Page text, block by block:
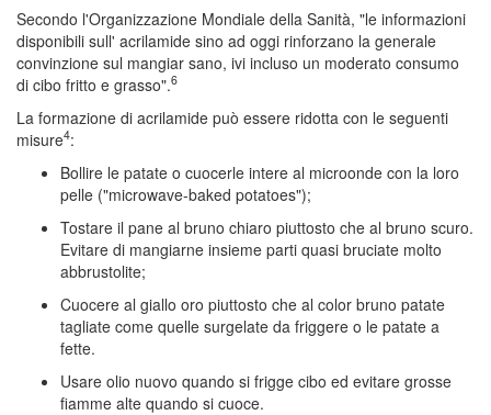
Secondo l'Organizzazione Mondiale della Sanità, "le informazioni
disponibili sull' acrilamide sino ad oggi rinforzano la generale
convinzione sul mangiar sano, ivi incluso un moderato consumo
di cibo fritto e grasso".6
La formazione di acrilamide può essere ridotta con le seguenti
misure4:
Bollire le patate o cuocerle intere al microonde con la loro
pelle ("microwave-baked potatoes");
Tostare il pane al bruno chiaro piuttosto che al bruno scuro.
Evitare di mangiarne insieme parti quasi bruciate molto
abbrustolite;
Cuocere al giallo oro piuttosto che al color bruno patate
tagliate come quelle surgelate da friggere o le patate a
fette.
Usare olio nuovo quando si frigge cibo ed evitare grosse
fiamme alte quando si cuoce.